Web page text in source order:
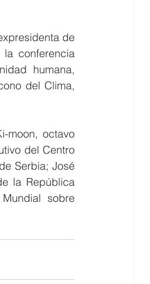
de
conferencia
humana,
del Clima,
moon, octavo
del Centro
Serbia; José
la República
sobre